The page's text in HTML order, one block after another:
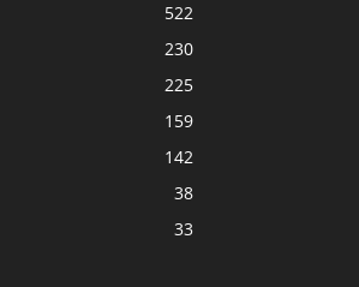
522
230
225
159
142
38
33